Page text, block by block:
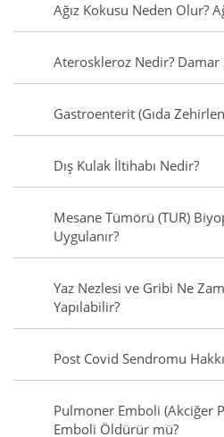
Ağız Kokusu Neden Olur?
Ateroskleroz Nedir?
Gastroenterit (Gıda
Dış Kulak İltihabı Nedir?
Mesane Tümörü (TUR)
Uygulanır?
Yaz Nezlesi ve Gribi Ne
Yapılabilir?
Post Covid Sendromu
Pulmoner Emboli (Akciğer
Emboli Öldürür mü?